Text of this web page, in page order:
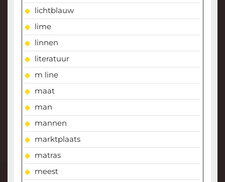
lichtblauw
lime
linnen
literatuur
m line
maat
man
mannen
marktplaats
matras
meest